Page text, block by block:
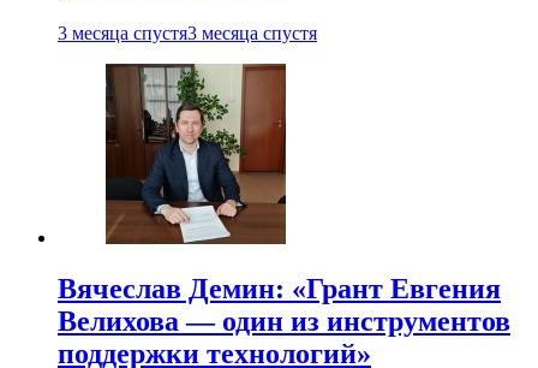
3 месяца спустя3 месяца спустя
Вячеслав Демин: «Грант Евгения
Велихова — один из инструментов
поддержки технологий»